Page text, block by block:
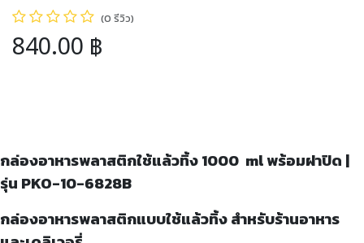
(0 รีวิว)
840.00 ฿
กล่องอาหารพลาสติกใช้แล้วทิ้ง 1000 ml พร้อมฝาปิด |
รุ่น PKO-10-6828B
กล่องอาหารพลาสติกแบบใช้แล้วทิ้ง สำหรับร้านอาหาร